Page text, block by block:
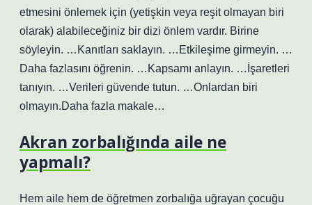
etmesini önlemek için (yetişkin veya reşit olmayan biri
olarak) alabileceğiniz bir dizi önlem vardır. Birine
söyleyin. …Kanıtları saklayın. …Etkileşime girmeyin. …
Daha fazlasını öğrenin. …Kapsamı anlayın. …İşaretleri
tanıyın. …Verileri güvende tutun. …Onlardan biri
olmayın.Daha fazla makale…
Akran zorbalığında aile ne
yapmalı?
Hem aile hem de öğretmen zorbalığa uğrayan çocuğu